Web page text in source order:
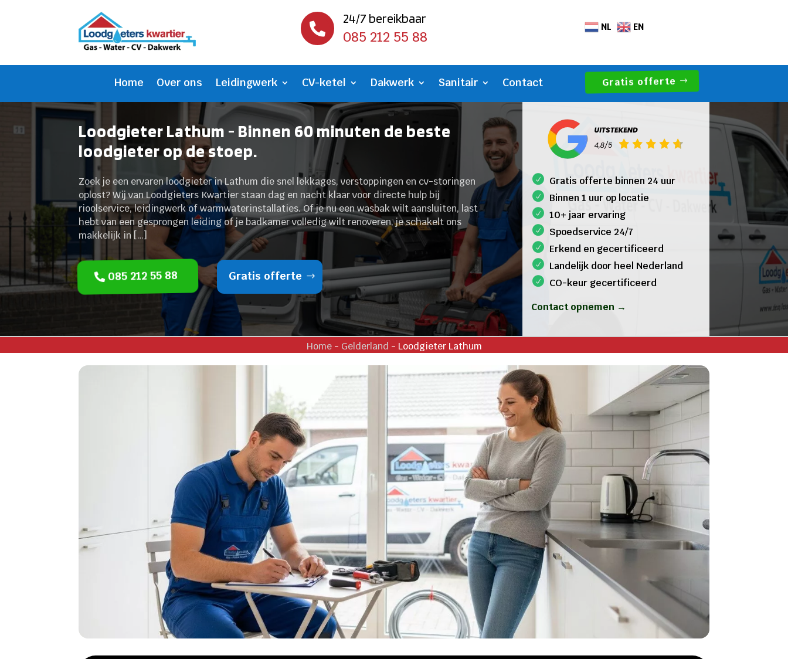

24/7 bereikbaar
085 212 55 88
NL EN
Home Over ons Leidingwerk CV-ketel Dakwerk Sanitair Contact Gratis offerte
Loodgieter Lathum - Binnen 60 minuten de beste
loodgieter op de stoep.
Zoek je een ervaren loodgieter in Lathum die snel lekkages, verstoppingen en cv-storingen
oplost? Wij van Loodgieters Kwartier staan dag en nacht klaar voor directe hulp bij
rioolservice, leidingwerk of warmwaterinstallaties. Of je nu een wasbak wilt aansluiten, last
hebt van een gesprongen leiding of je badkamer volledig wilt renoveren, je schakelt ons
makkelijk in […]
085 212 55 88 Gratis offerte
Gratis offerte binnen 24 uur
Binnen 1 uur op locatie
10+ jaar ervaring
Spoedservice 24/7
Erkend en gecertificeerd
Landelijk door heel Nederland
CO-keur gecertificeerd
Contact opnemen →
Home- Gelderland - Loodgieter Lathum